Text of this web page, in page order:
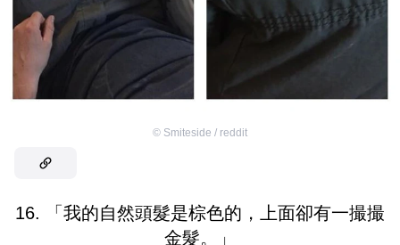
© Smiteside / reddit
16. 「我的自然頭髮是棕色的，上面卻有一撮撮
金髮。」